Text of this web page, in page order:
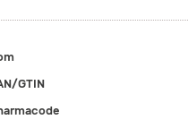
GTIN